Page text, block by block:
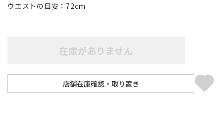
ウエストの目安： 72cm
在庫がありません